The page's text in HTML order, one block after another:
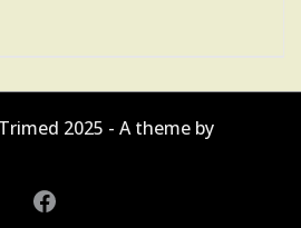
2025 - A theme by